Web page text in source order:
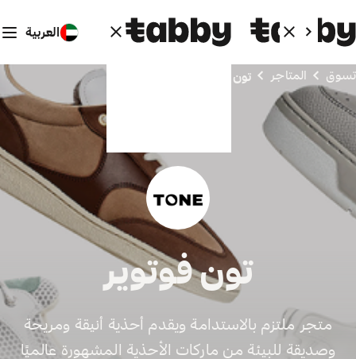
العربية
تسوق المتاجر تون فوتوير
تون فوتوير
متجر ملتزم بالاستدامة ويقدم أحذية أنيقة ومريحة
وصديقة للبيئة من ماركات الأحذية المشهورة عالميًا